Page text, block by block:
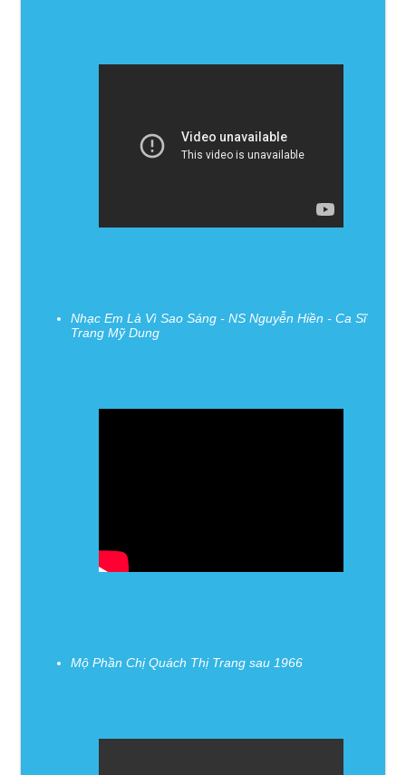
Nhạc Em Là Vì Sao Sáng - NS Nguyễn Hiền - Ca Sĩ
Trang Mỹ Dung
Mộ Phần Chị Quách Thị Trang sau 1966